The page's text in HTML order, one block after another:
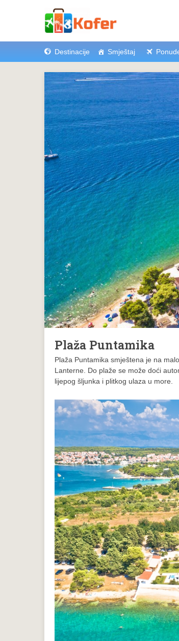
Destinacije Smještaj
Plaža Puntamika
Plaža Puntamika smještena je na
Lanterne. Do plaže se može doći
lijepog šljunka i plitkog ulaza u more.